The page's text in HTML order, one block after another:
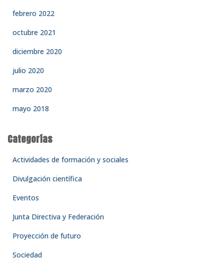
febrero 2022
octubre 2021
diciembre 2020
julio 2020
marzo 2020
mayo 2018
Categorías
Actividades de formación y sociales
Divulgación científica
Eventos
Junta Directiva y Federación
Proyección de futuro
Sociedad